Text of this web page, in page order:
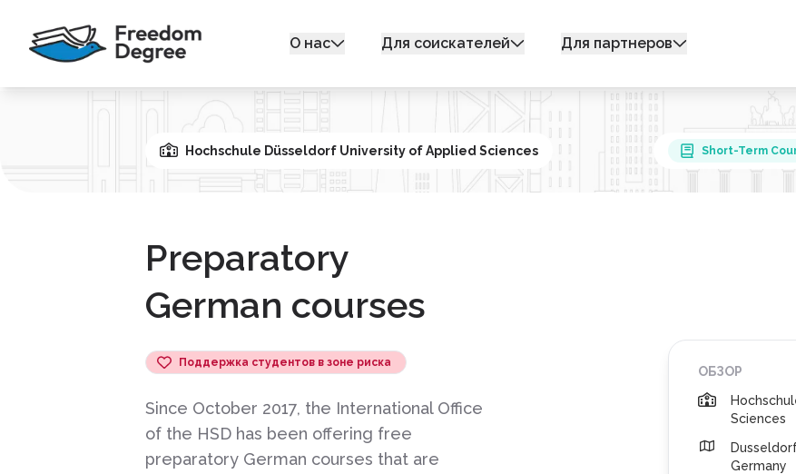
О нас Для соискателей Для партнеров
Hochschule Düsseldorf University of Applied Sciences Short-Term
Preparatory
German courses
Поддержка студентов в зоне риска
Since October 2017, the International Office
of the HSD has been offering free
preparatory German courses that are
ОБЗОР
Sciences
Germany